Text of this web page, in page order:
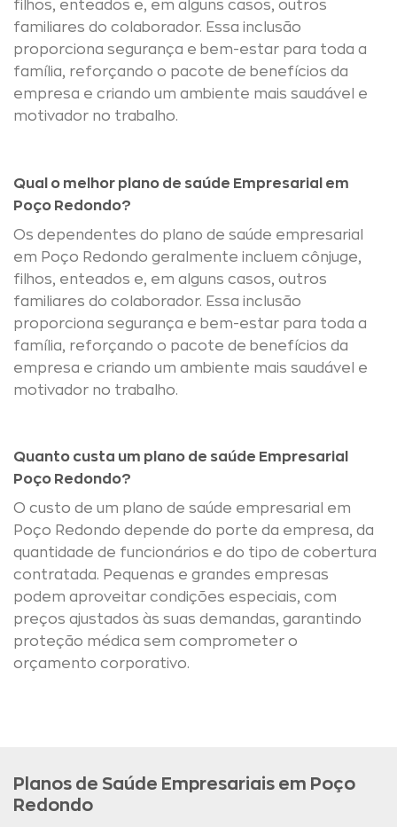
filhos, enteados e, em alguns casos, outros
familiares do colaborador. Essa inclusão
proporciona segurança e bem-estar para toda a
família, reforçando o pacote de benefícios da
empresa e criando um ambiente mais saudável e
motivador no trabalho.
Qual o melhor plano de saúde Empresarial em
Poço Redondo?
Os dependentes do plano de saúde empresarial
em Poço Redondo geralmente incluem cônjuge,
filhos, enteados e, em alguns casos, outros
familiares do colaborador. Essa inclusão
proporciona segurança e bem-estar para toda a
família, reforçando o pacote de benefícios da
empresa e criando um ambiente mais saudável e
motivador no trabalho.
Quanto custa um plano de saúde Empresarial
Poço Redondo?
O custo de um plano de saúde empresarial em
Poço Redondo depende do porte da empresa, da
quantidade de funcionários e do tipo de cobertura
contratada. Pequenas e grandes empresas
podem aproveitar condições especiais, com
preços ajustados às suas demandas, garantindo
proteção médica sem comprometer o
orçamento corporativo.
Planos de Saúde Empresariais em Poço
Redondo